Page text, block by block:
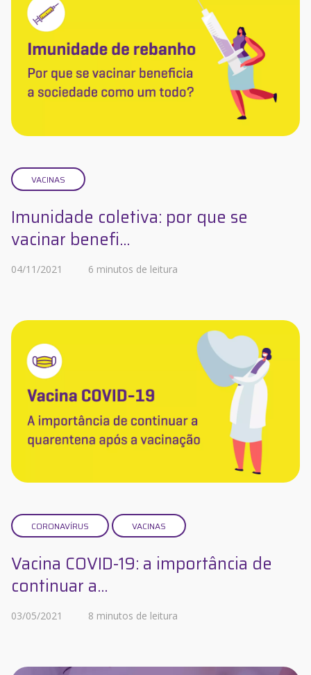
VACINAS
Imunidade coletiva: por que se
vacinar benefi...
04/11/2021 6 minutos de leitura
CORONAVÍRUS VACINAS
Vacina COVID-19: a importância de
continuar a...
03/05/2021 8 minutos de leitura